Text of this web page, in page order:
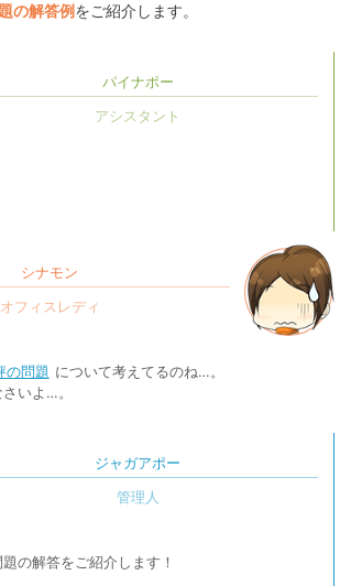
の解答例をご紹介します。
パイナポー
シナモン
の問題 について考えてるのね…。
いよ…。
ジャガアポー
の解答をご紹介します！